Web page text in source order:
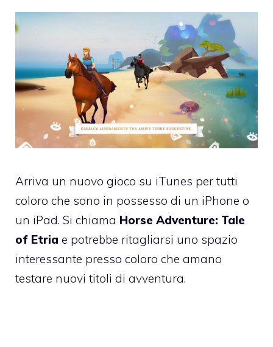
Arriva un nuovo gioco su iTunes per tutti
coloro che sono in possesso di un iPhone o
un iPad. Si chiama Horse Adventure: Tale
of Etria e potrebbe ritagliarsi uno spazio
interessante presso coloro che amano
testare nuovi titoli di avventura.